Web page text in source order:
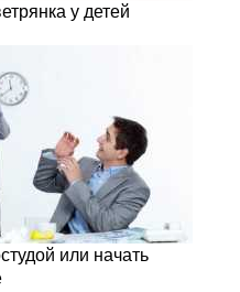
у детей
или начать